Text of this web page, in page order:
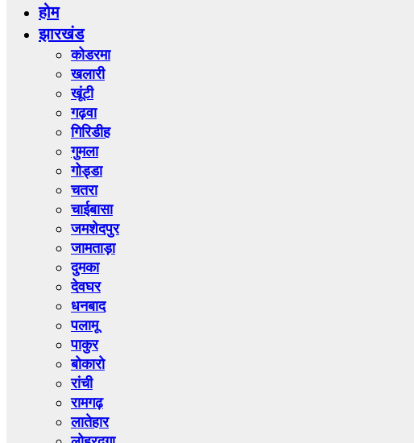
होम
झारखंड
कोडरमा
खलारी
खूंटी
गढ़वा
गिरिडीह
गुमला
गोड्डा
चतरा
चाईबासा
जमशेदपुर
जामताड़ा
दुमका
देवघर
धनबाद
पलामू
पाकुर
बोकारो
रांची
रामगढ़
लातेहार